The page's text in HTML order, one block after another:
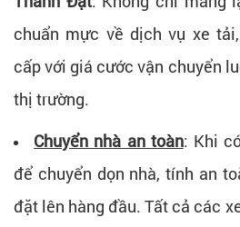
chuẩn mực về dịch vụ xe
cấp với giá cước vận chuyển
thị trường.
Chuyển nhà an toàn: Khi
để chuyển dọn nhà, tính an
đặt lên hàng đầu. Tất cả các